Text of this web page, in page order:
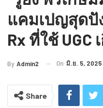
แคมเปญสุดปั
Rx ที่ใช้ UGC
By Admin2 On มิ.ย. 5, 2025
Share